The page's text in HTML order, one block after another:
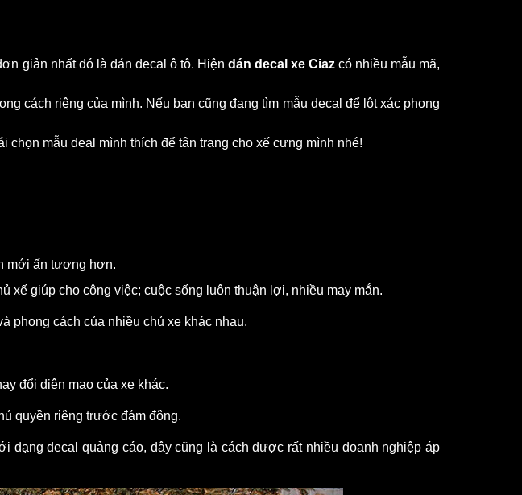
giản nhất đó là dán decal ô tô. Hiện dán decal xe Ciaz có nhiều mẫu mã,
cách riêng của mình. Nếu bạn cũng đang tìm mẫu decal để lột xác phong
mẫu deal mình thích để tân trang cho xế cưng mình nhé!
mới ấn tượng hơn.
xế giúp cho công việc; cuộc sống luôn thuận lợi, nhiều may mắn.
phong cách của nhiều chủ xe khác nhau.
đổi diện mạo của xe khác.
quyền riêng trước đám đông.
dạng decal quảng cáo, đây cũng là cách được rất nhiều doanh nghiệp áp